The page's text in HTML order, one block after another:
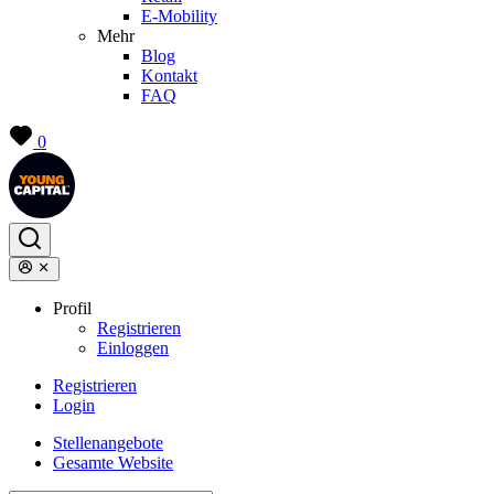
E-Mobility
Mehr
Blog
Kontakt
FAQ
0
Profil
Registrieren
Einloggen
Registrieren
Login
Stellenangebote
Gesamte Website